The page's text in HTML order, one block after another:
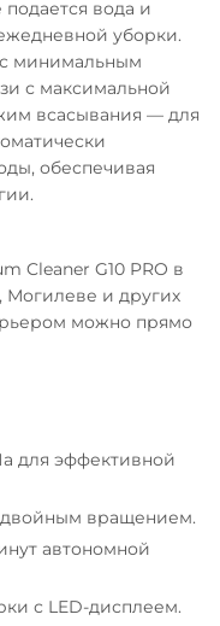
вода и
уборки.
минимальным
с максимальной
всасывания — для
обеспечивая
Cleaner G10 PRO в
Могилеве и других
можно прямо
для эффективной
двойным вращением.
автономной
с LED-дисплеем.